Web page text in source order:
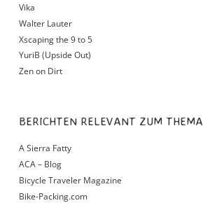
Vika
Walter Lauter
Xscaping the 9 to 5
YuriB (Upside Out)
Zen on Dirt
BERICHTEN RELEVANT ZUM THEMA
A Sierra Fatty
ACA – Blog
Bicycle Traveler Magazine
Bike-Packing.com